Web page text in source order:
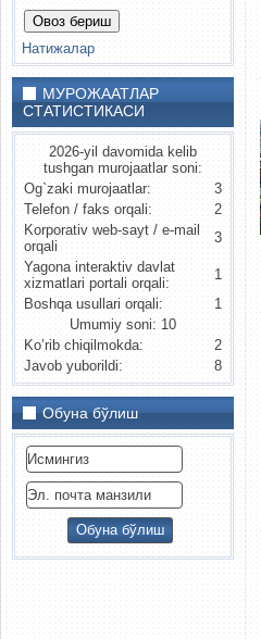
Натижалар
МУРОЖААТЛАР
СТАТИСТИКАСИ
2026-yil davomida kelib
tushgan murojaatlar soni:
Og`zaki murojaatlar:
3
Telefon / faks orqali:
2
Korporativ web-sayt / e-mail
orqali
3
Yagona interaktiv davlat
xizmatlari portali orqali:
1
Boshqa usullari orqali:
1
Umumiy soni: 10
Ko’rib chiqilmokda:
2
Javob yuborildi:
8
Обуна бўлиш